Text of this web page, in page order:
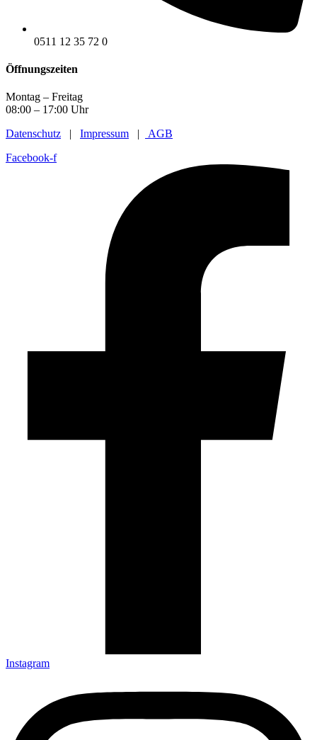
0511 12 35 72 0
Öffnungszeiten
Montag – Freitag
08:00 – 17:00 Uhr
Datenschutz | Impressum |
AGB
Facebook-f
Instagram